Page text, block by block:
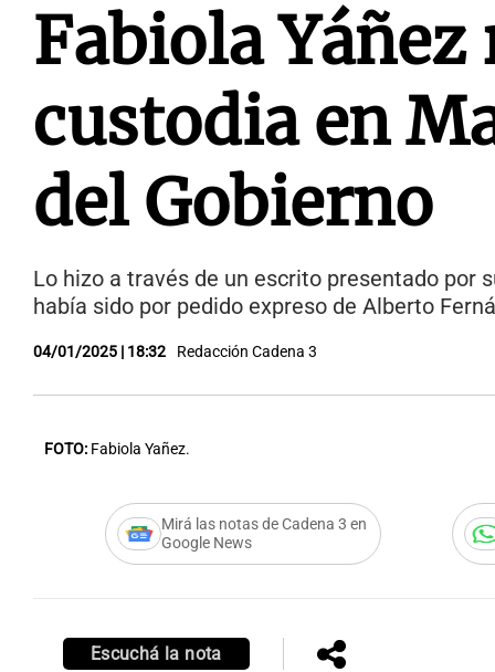
Fabiola
custodia en
del Gobierno
Lo hizo a través de un escrito presentado por
había sido por pedido expreso de Alberto
04/01/2025 | 18:32 Redacción Cadena 3
FOTO: Fabiola Yañez.
Mirá las notas de Cadena 3 en
Google News
Escuchá la nota